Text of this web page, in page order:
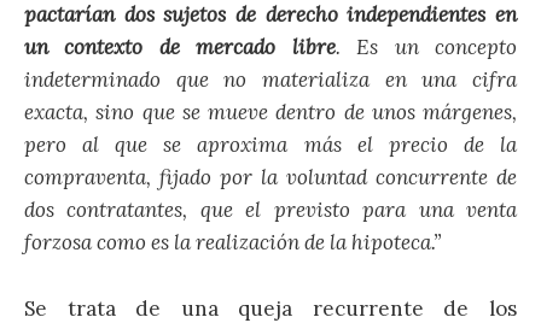
pactarían dos sujetos de derecho independientes en
un contexto de mercado libre. Es un concepto
indeterminado que no materializa en una cifra
exacta, sino que se mueve dentro de unos márgenes,
pero al que se aproxima más el precio de la
compraventa, fijado por la voluntad concurrente de
dos contratantes, que el previsto para una venta
forzosa como es la realización de la hipoteca.”
Se trata de una queja recurrente de los